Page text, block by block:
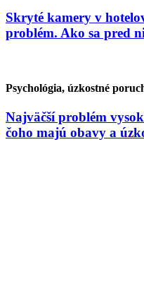
Skryté kamery v
problém. Ako sa pred
Psychológia, úzkostné
Najväčší problém
čoho majú obavy a